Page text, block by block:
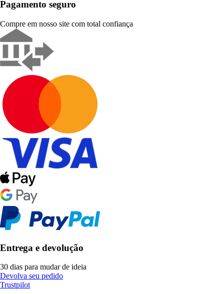
Pagamento seguro
Compre em nosso site com total confiança
Entrega e devolução
30 dias para mudar de ideia
Devolva seu pedido
Trustpilot